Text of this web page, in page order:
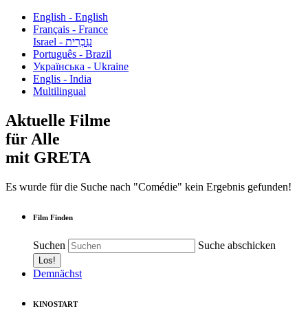
English - English
Français - France
עִבְרִית - Israel
Português - Brazil
Українська - Ukraine
Englis - India
Multilingual
Aktuelle Filme
für Alle
mit GRETA
Es wurde für die Suche nach "Comédie" kein Ergebnis gefunden!
Film Finden
Suchen Suche abschicken
Demnächst
KINOSTART